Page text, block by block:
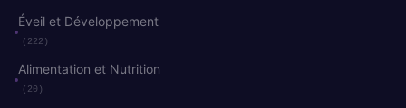
Éveil et Développement
(222)
Alimentation et Nutrition
(20)